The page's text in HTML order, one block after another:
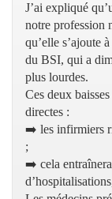
J’ai expliqué
notre profession
qu’elle s’ajoute
du BSI, qui a
plus lourdes.
Ces deux
directes :
➡️ les infirmiers
;
➡️ cela